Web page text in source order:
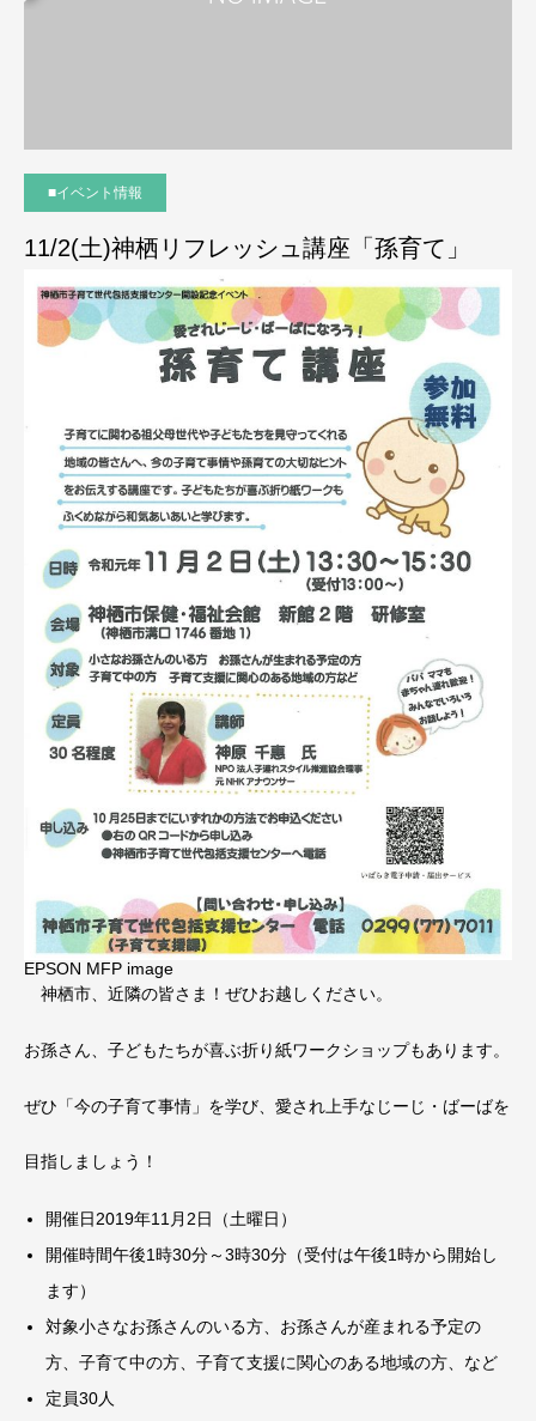
■イベント情報
11/2(土)神栖リフレッシュ講座「孫育て」
EPSON MFP image
神栖市、近隣の皆さま！ぜひお越しください。
お孫さん、子どもたちが喜ぶ折り紙ワークショップもあります。
ぜひ「今の子育て事情」を学び、愛され上手なじーじ・ばーばを
目指しましょう！
開催日2019年11月2日（土曜日）
開催時間午後1時30分～3時30分（受付は午後1時から開始し
ます）
対象小さなお孫さんのいる方、お孫さんが産まれる予定の
方、子育て中の方、子育て支援に関心のある地域の方、など
定員30人